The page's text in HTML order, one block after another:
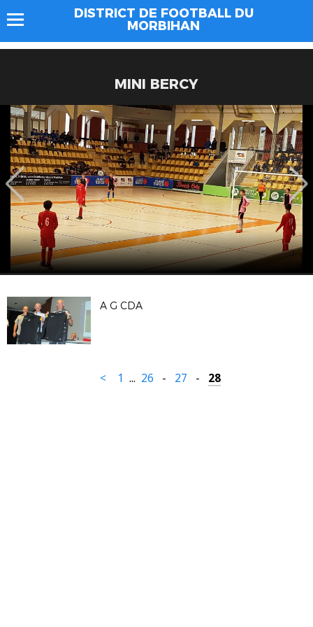
DISTRICT DE FOOTBALL DU
MORBIHAN
MINI BERCY
A G CDA
< 1 ... 26 - 27 - 28